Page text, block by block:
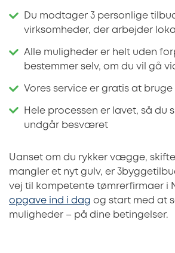
Du modtager 3 personlige
virksomheder, der arbejder
Alle muligheder er helt uden
bestemmer selv, om du vil gå
Vores service er gratis at
Hele processen er lavet, så du
undgår besværet
Uanset om du rykker vægge,
mangler et nyt gulv, er
vej til kompetente tømrerfirmaer i
opgave ind i dag og start med at
muligheder – på dine betingelser.